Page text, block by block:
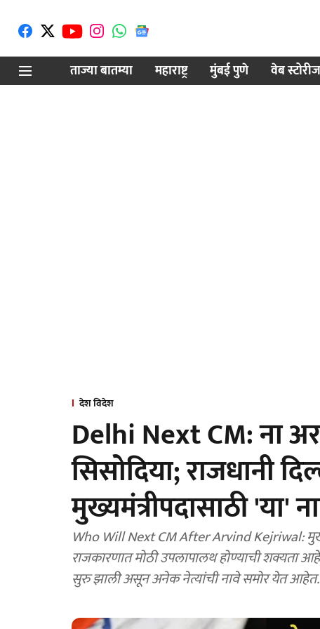
ताज्या बातम्या
महाराष्ट्र मुंबई पुणे वेब स्टोरीज
देश विदेश
Delhi Next CM: ना
सिसोदिया; राजधानी
मुख्यमंत्रीपदासाठी 'या'
Who Will Next CM After Arvind Kejriwal:
राजकारणात मोठी उपलापालथ होण्याची शक्यता आहे.
सुरु झाली असून अनेक नेत्यांची नावे समोर येत आहेत.